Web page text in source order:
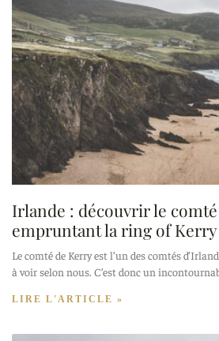
Irlande : découvrir le
empruntant la ring of Kerry
Le comté de Kerry est l’un des comtés
à voir selon nous. C’est donc un
LIRE L'ARTICLE »